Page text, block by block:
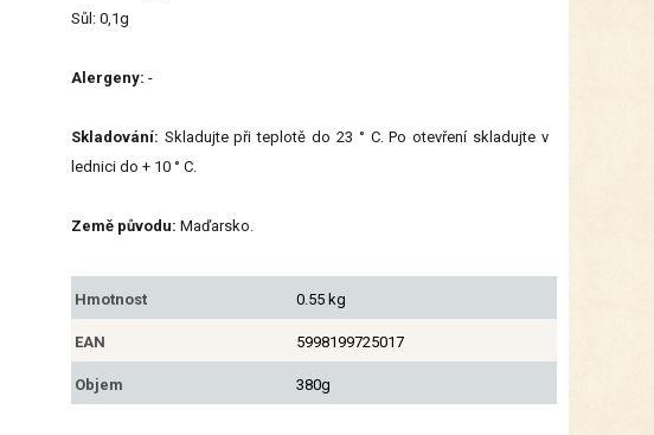
Sůl: 0,1g
Alergeny: -
Skladování: Skladujte při teplotě do 23 ° C. Po otevření skladujte v
lednici do + 10 ° C.
Země původu: Maďarsko.
Hmotnost 0.55 kg
EAN 5998199725017
Objem 380g